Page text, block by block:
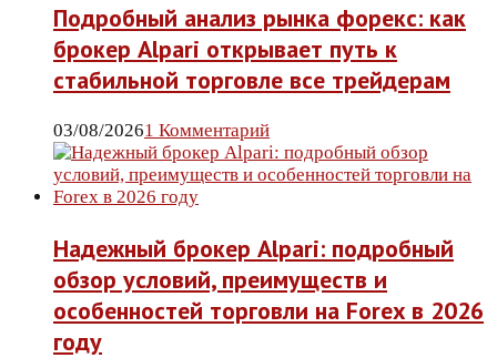
Подробный анализ рынка форекс: как
брокер Alpari открывает путь к
стабильной торговле все трейдерам
03/08/20261 Комментарий
Надежный брокер Alpari: подробный
обзор условий, преимуществ и
особенностей торговли на Forex в 2026
году